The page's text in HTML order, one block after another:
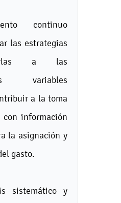
continuo
las estrategias
a las
variables
a la toma
con información
la asignación y
gasto.
sistemático y